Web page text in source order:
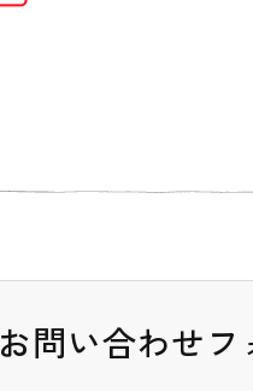
お問い合わせフ